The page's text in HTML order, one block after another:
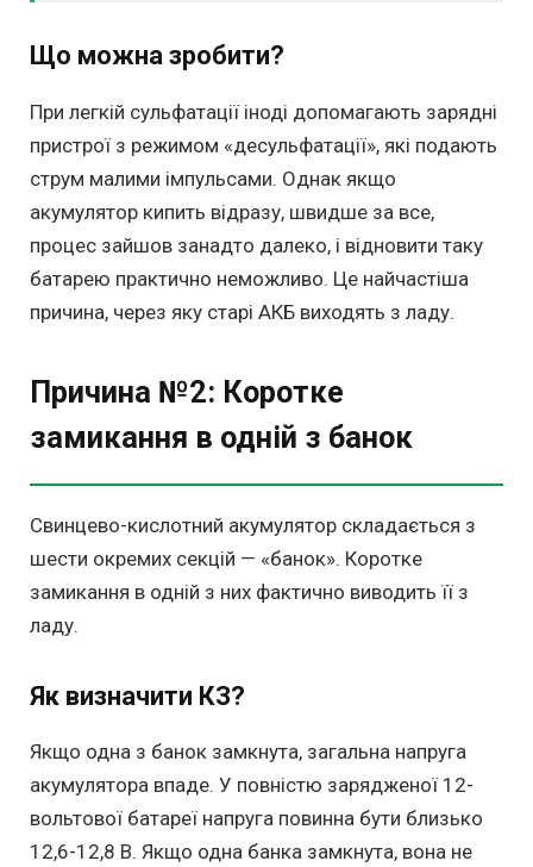
Що можна зробити?
При легкій сульфатації іноді допомагають зарядні
пристрої з режимом «десульфатації», які подають
струм малими імпульсами. Однак якщо
акумулятор кипить відразу, швидше за все,
процес зайшов занадто далеко, і відновити таку
батарею практично неможливо. Це найчастіша
причина, через яку старі АКБ виходять з ладу.
Причина №2: Коротке
замикання в одній з банок
Свинцево-кислотний акумулятор складається з
шести окремих секцій — «банок». Коротке
замикання в одній з них фактично виводить її з
ладу.
Як визначити КЗ?
Якщо одна з банок замкнута, загальна напруга
акумулятора впаде. У повністю зарядженої 12-
вольтової батареї напруга повинна бути близько
12,6-12,8 В. Якщо одна банка замкнута, вона не